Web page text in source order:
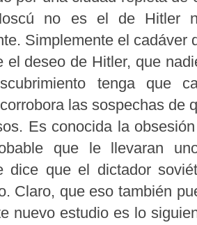
no es el de Hitler
Simplemente el cadáver
el deseo de Hitler, que
tenga que
las sospechas de
Es conocida la
que le llevaran
dice que el dictador
Claro, que eso también
nuevo estudio es lo